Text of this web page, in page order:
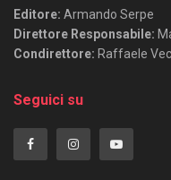
Editore: Armando Serpe
Direttore Responsabile:
Condirettore: Raffaele
Seguici su